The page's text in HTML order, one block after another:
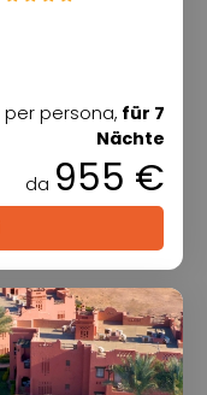
per persona, für 7
Nächte
da 955 €